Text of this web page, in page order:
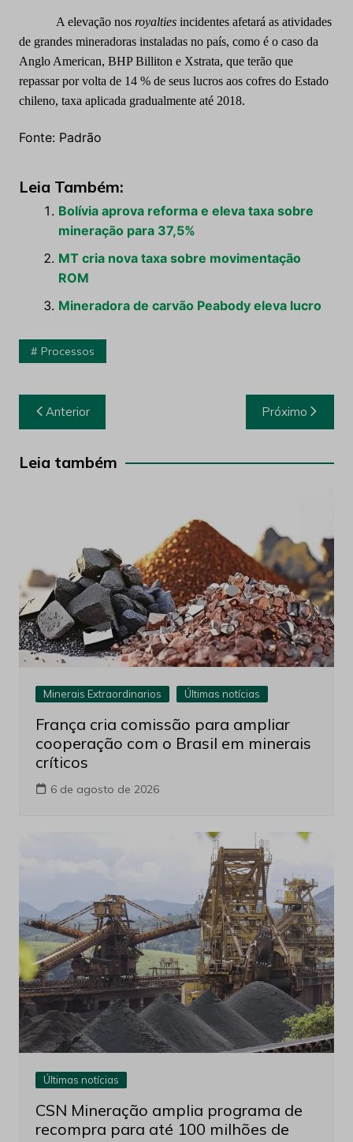
A elevação nos royalties incidentes afetará as atividades
de grandes mineradoras instaladas no país, como é o caso da
Anglo American, BHP Billiton e Xstrata, que terão que
repassar por volta de 14 % de seus lucros aos cofres do Estado
chileno, taxa aplicada gradualmente até 2018.
Fonte: Padrão
Leia Também:
Bolívia aprova reforma e eleva taxa sobre
mineração para 37,5%
MT cria nova taxa sobre movimentação
ROM
Mineradora de carvão Peabody eleva lucro
Processos
Navegação
de
Post
Anterior Próximo
Leia também
Minerais Extraordinarios Últimas notícias
França cria comissão para ampliar
cooperação com o Brasil em minerais
críticos
6 de agosto de 2026
Últimas notícias
CSN Mineração amplia programa de
recompra para até 100 milhões de